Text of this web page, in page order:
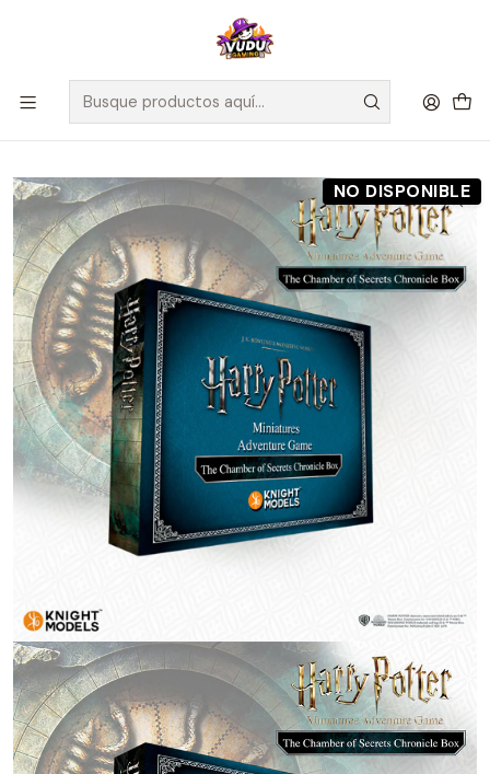
🚀 ¡Despachamos a todo Chile! Envío GRATIS a Regiones sobre
$100.000 y a RM sobre $35.000
Inicio Preventas Knight Models
Preventa - Harry Potter Miniatures Game - La Cámara de los
Secretos: Chronicle Box - Español
NO DISPONIBLE